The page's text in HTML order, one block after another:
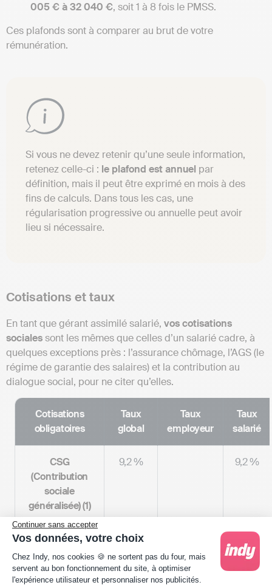
Continuer sans accepter
Vos données, votre choix
Plateforme de Gestion du Consentement :
Chez Indy, nos cookies 🍪 ne sortent pas du four, mais
servent au bon fonctionnement du site, à optimiser
l'expérience utilisateur et personnaliser nos publicités.
005 € à 32 040 €, soit 1 à 8 fois le PMSS.
Ces plafonds sont à comparer au brut de votre
rémunération.
Si vous ne devez retenir qu’une seule information,
retenez celle-ci : le plafond est annuel par
définition, mais il peut être exprimé en mois à des
fins de calculs. Dans tous les cas, une
régularisation progressive ou annuelle peut avoir
lieu si nécessaire.
Cotisations et taux
En tant que gérant assimilé salarié, vos cotisations
socialessont les mêmes que celles d’un salarié cadre, à
quelques exceptions près : l’assurance chômage, l’AGS (le
régime de garantie des salaires) et la contribution au
dialogue social, pour ne citer qu’elles.
Cotisations
obligatoires
Taux
global
Taux
employeur
Taux
salarié
CSG
(Contribution
sociale
généralisée) (1)
9,2 % 9,2 %